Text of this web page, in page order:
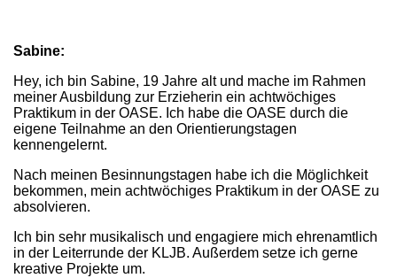
Sabine:
Hey, ich bin Sabine, 19 Jahre alt und mache im Rahmen
meiner Ausbildung zur Erzieherin ein achtwöchiges
Praktikum in der OASE. Ich habe die OASE durch die
eigene Teilnahme an den Orientierungstagen
kennengelernt.
Nach meinen Besinnungstagen habe ich die Möglichkeit
bekommen, mein achtwöchiges Praktikum in der OASE zu
absolvieren.
Ich bin sehr musikalisch und engagiere mich ehrenamtlich
in der Leiterrunde der KLJB. Außerdem setze ich gerne
kreative Projekte um.